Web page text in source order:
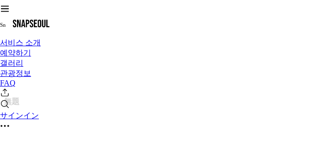
Sn
서비스 소개
예약하기
갤러리
관광정보
FAQ
サインイン
無題